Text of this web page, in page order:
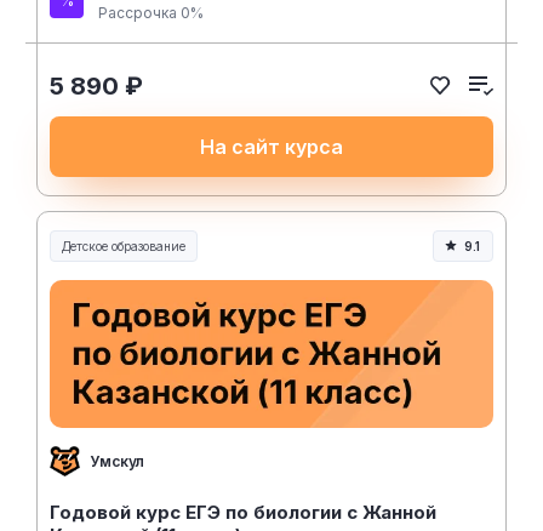
Рассрочка 0%
5 890 ₽
На сайт курса
Детское образование 9.1
Умскул
Годовой курс ЕГЭ по биологии с Жанной